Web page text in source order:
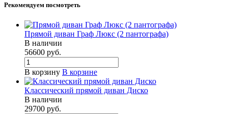
Рекомендуем посмотреть
Прямой диван Граф Люкс (2 пантографа)
В наличии
56600 руб.
В корзину В корзине
Классический прямой диван Диско
В наличии
29700 руб.